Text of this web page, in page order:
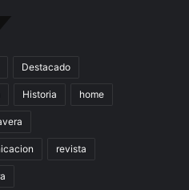
Destacado
Historia home
revista